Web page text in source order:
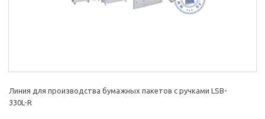
Линия для производства бумажных пакетов с ручками LSB-
330L-R